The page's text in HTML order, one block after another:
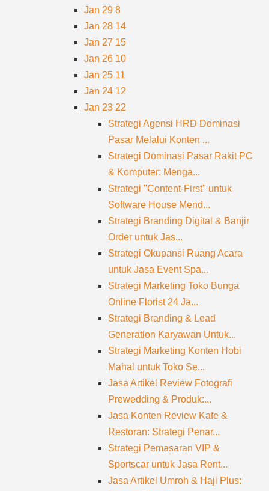
Jan 29 8
Jan 28 14
Jan 27 15
Jan 26 10
Jan 25 11
Jan 24 12
Jan 23 22
Strategi Agensi HRD Dominasi
Pasar Melalui Konten ...
Strategi Dominasi Pasar Rakit PC
& Komputer: Menga...
Strategi "Content-First" untuk
Software House Mend...
Strategi Branding Digital & Banjir
Order untuk Jas...
Strategi Okupansi Ruang Acara
untuk Jasa Event Spa...
Strategi Marketing Toko Bunga
Online Florist 24 Ja...
Strategi Branding & Lead
Generation Karyawan Untuk...
Strategi Marketing Konten Hobi
Mahal untuk Toko Se...
Jasa Artikel Review Fotografi
Prewedding & Produk:...
Jasa Konten Review Kafe &
Restoran: Strategi Penar...
Strategi Pemasaran VIP &
Sportscar untuk Jasa Rent...
Jasa Artikel Umroh & Haji Plus: